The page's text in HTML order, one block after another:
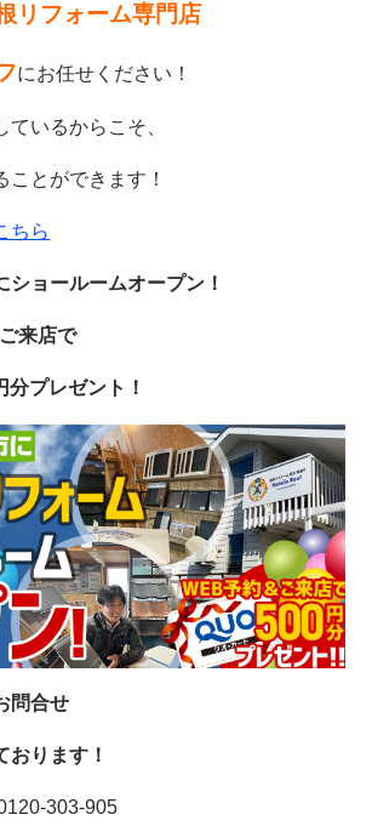
リフォーム専門店
にお任せください！
いるからこそ、
ことができます！
ちら
ョールームオープン！
来店で
プレゼント！
問合せ
おります！
303-905